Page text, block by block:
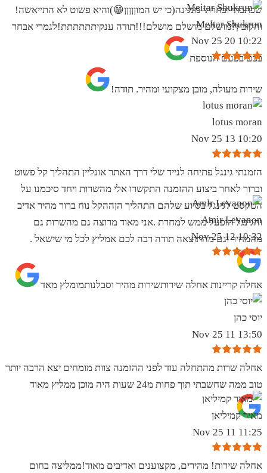
שכתבתי ובחרתי מנגינה(כי יש המוןןןןן😁)והיא פשוט לא התייאשה!
והקובץ?מושלם מושלם מושלם!!!תודה ענקיתתתתתת!לגמרי אבחר
בכם בפעם הנוספת
Meitar Shukrun
10:22 20 Nov 25
שירות מעולה, מובן מצקועי ומהיר. תודה!
lotus moran
10:20 13 Nov 25
הזמנתי גינגל פתיחה לנייד שלי דרך האתר אונליין התהליך קל פשוט
וברור לאחר ביצוע ההזמנה התקשרו אלי מהשרות ויחד סיכמנו על
הטקסט לגינגל בסיוע שלהם התהליך הןההקל נוח ברור מהיר אדיב
והגינגל הופעל ממש למחרת .אני מאוד מרוצה גם מהשרות גם
מהמחיר וגם מהתוצאה תודה רבה לכם אמליץ לכל מי שישאל .
Amir Levanon
10:32 12 Nov 25
אחלה קריינות אחלה שירותשירות מהיר וסבלנותמומלץ מאד
יוסי כהן
13:50 11 Nov 25
אחלה שרות מהתחלה עוד לפני ההזמנה צוות מומחים יצא הרבה יותר
טוב ממה שחשבתי תוך פחות מ24 שעות היה מוכן ממליץ מאוד
מאיר קמיליאן
11:25 11 Nov 25
אחלה שירות! מהירים, מקצוענים ואדיבים מאוד!ממליצה בחום